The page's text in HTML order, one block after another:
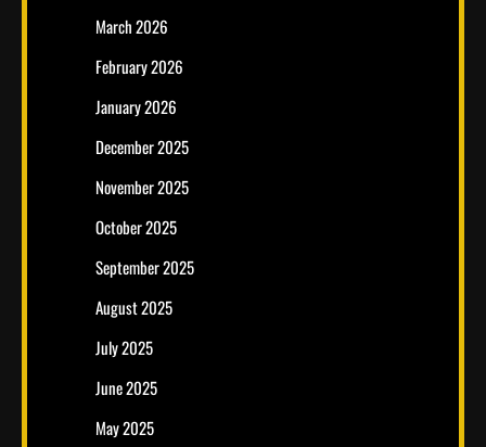
March 2026
February 2026
January 2026
December 2025
November 2025
October 2025
September 2025
August 2025
July 2025
June 2025
May 2025